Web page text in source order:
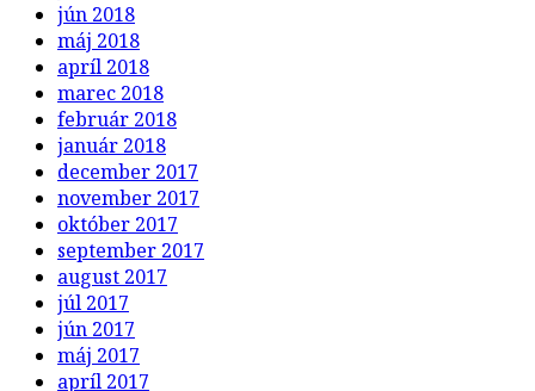
jún 2018
máj 2018
apríl 2018
marec 2018
február 2018
január 2018
december 2017
november 2017
október 2017
september 2017
august 2017
júl 2017
jún 2017
máj 2017
apríl 2017